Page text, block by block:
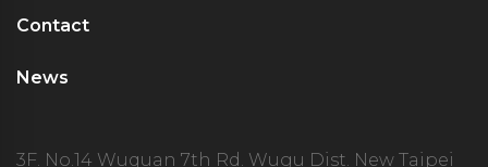
Contact
News
3F. No.14 Wuquan 7th Rd. Wugu Dist. New Taipei